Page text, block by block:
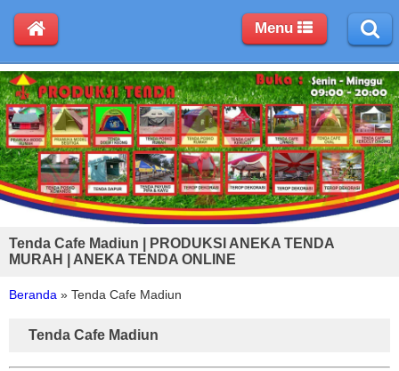
Tenda Cafe Madiun | PRODUKSI ANEKA TENDA
MURAH | ANEKA TENDA ONLINE
Beranda » Tenda Cafe Madiun
Tenda Cafe Madiun
Menu